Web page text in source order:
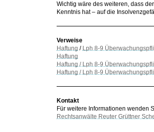
Wichtig wäre des weiteren, dass
Kenntnis hat – auf die
Verweise
Haftung / Lph 8-9
Haftung
Haftung / Lph 8-9
Haftung / Lph 8-9
Kontakt
Für weitere Informationen wenden
Rechtsanwälte Reuter Grüttner